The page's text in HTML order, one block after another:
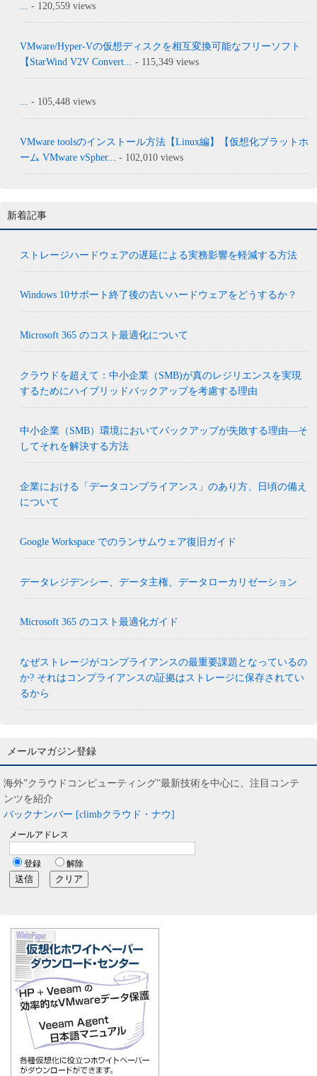
... - 120,559 views
VMware/Hyper-Vの仮想ディスクを相互変換可能なフリーソフト
【StarWind V2V Convert...
- 115,349 views
... - 105,448 views
VMware toolsのインストール方法【Linux編】【仮想化プラットホ
ーム VMware vSpher...
- 102,010 views
新着記事
ストレージハードウェアの遅延による実務影響を軽減する方法
Windows 10サポート終了後の古いハードウェアをどうするか？
Microsoft 365 のコスト最適化について
クラウドを超えて：中小企業（SMB)が真のレジリエンスを実現
するためにハイブリッドバックアップを考慮する理由
中小企業（SMB）環境においてバックアップが失敗する理由―そ
してそれを解決する方法
企業における「データコンプライアンス」のあり方、日頃の備え
について
Google Workspace でのランサムウェア復旧ガイド
データレジデンシー、データ主権、データローカリゼーション
Microsoft 365 のコスト最適化ガイド
なぜストレージがコンプライアンスの最重要課題となっているの
か? それはコンプライアンスの証拠はストレージに保存されてい
るから
メールマガジン登録
海外”クラウドコンピューティング”最新技術を中心に、注目コンテ
ンツを紹介
バックナンバー [climbクラウド・ナウ]